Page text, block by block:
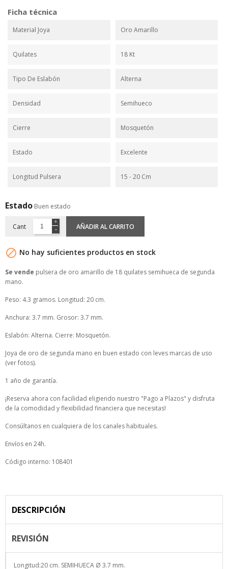
Ficha técnica
Material Joya Oro Amarillo
Quilates 18 Kt
Tipo De Eslabón Alterna
Densidad Semihueco
Cierre Mosquetón
Estado Excelente
Longitud Pulsera 15 - 20 Cm
Estado Buen estado
Cant AÑADIR AL CARRITO
 No hay suficientes productos en stock
Se vende pulsera de oro amarillo de 18 quilates semihueca de segunda
mano.
Peso: 4.3 gramos. Longitud: 20 cm.
Anchura: 3.7 mm. Grosor: 3.7 mm.
Eslabón: Alterna. Cierre: Mosquetón.
Joya de oro de segunda mano en buen estado con leves marcas de uso
(ver fotos).
1 año de garantía.
¡Reserva ahora con facilidad eligiendo nuestro "Pago a Plazos" y disfruta
de la comodidad y flexibilidad financiera que necesitas!
Consúltanos en cualquiera de los canales habituales.
Envíos en 24h.
Código interno: 108401
DESCRIPCIÓN
REVISIÓN
Longitud:20 cm. SEMIHUECA Ø 3.7 mm.